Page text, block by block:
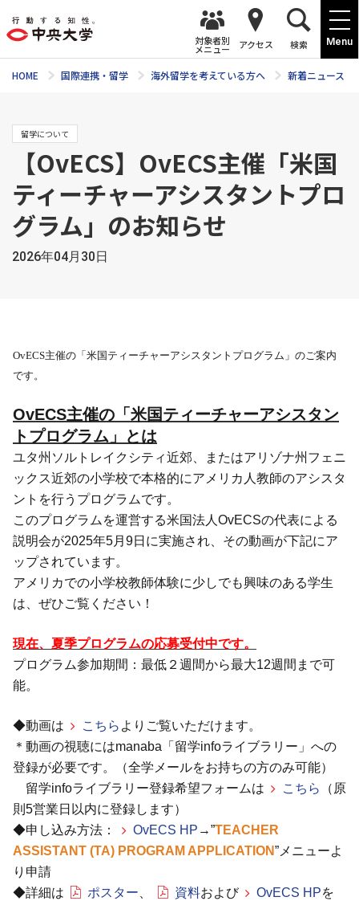
Menu
対象者別
メニュー アクセス 検索
HOME 国際連携・留学 海外留学を考えている方へ 新着ニュース
留学について
【OvECS】OvECS主催「米国
ティーチャーアシスタントプロ
グラム」のお知らせ
2026年04月30日
OvECS主催の「米国ティーチャーアシスタントプログラム」のご案内
です。
OvECS主催の「米国ティーチャーアシスタン
トプログラム」とは
ユタ州ソルトレイクシティ近郊、またはアリゾナ州フェニ
ックス近郊の小学校で本格的にアメリカ人教師のアシスタ
ントを行うプログラムです。
このプログラムを運営する米国法人OvECSの代表による
説明会が2025年5月9日に実施され、その動画が下記にア
ップされています。
アメリカでの小学校教師体験に少しでも興味のある学生
は、ぜひご覧ください！
現在、夏季プログラムの応募受付中です。
プログラム参加期間：最低２週間から最大12週間まで可
能。
◆動画は こちら よりご覧いただけます。
＊動画の視聴にはmanaba「留学infoライブラリー」への
登録が必要です。（全学メールをお持ちの方のみ可能）
留学infoライブラリー登録希望フォームは
こちら
（原
則5営業日以内に登録します）
◆申し込み方法：
OvECS HP →”TEACHER
ASSISTANT (TA) PROGRAM APPLICATION” メニューよ
り申請
◆詳細は
ポスター 資料および OvECS HPを